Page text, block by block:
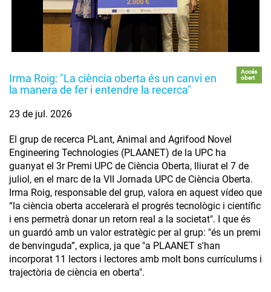
Irma Roig: "La ciència oberta és un canvi en
la manera de fer i entendre la recerca"
Accés
obert
23 de jul. 2026
El grup de recerca PLant, Animal and Agrifood Novel
Engineering Technologies (PLAANET) de la UPC ha
guanyat el 3r Premi UPC de Ciència Oberta, lliurat el 7 de
juliol, en el marc de la VII Jornada UPC de Ciència Oberta.
Irma Roig, responsable del grup, valora en aquest vídeo que
“la ciència oberta accelerarà el progrés tecnològic i científic
i ens permetrà donar un retorn real a la societat". I que és
un guardó amb un valor estratègic per al grup: "és un premi
de benvinguda”, explica, ja que "a PLAANET s'han
incorporat 11 lectors i lectores amb molt bons currículums i
trajectòria de ciència en oberta".